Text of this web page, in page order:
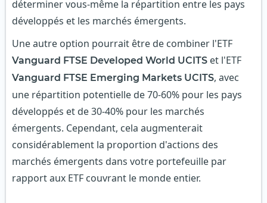
déterminer vous-même la répartition entre les pays
développés et les marchés émergents.
Une autre option pourrait être de combiner l'ETF
Vanguard FTSE Developed World UCITS et l'ETF
Vanguard FTSE Emerging Markets UCITS, avec
une répartition potentielle de 70-60% pour les pays
développés et de 30-40% pour les marchés
émergents. Cependant, cela augmenterait
considérablement la proportion d'actions des
marchés émergents dans votre portefeuille par
rapport aux ETF couvrant le monde entier.